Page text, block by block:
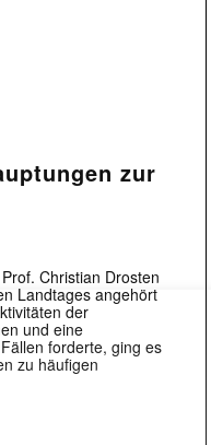
Newsletter
zur
Christian Drosten
Landtages angehört
der
und eine
forderte, ging es
zu häufigen